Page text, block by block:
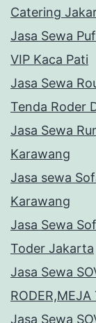
Catering
Jasa Sewa
VIP Kaca Pati
Jasa Sewa
Tenda Roder
Jasa Sewa
Karawang
Jasa sewa
Karawang
Jasa Sewa
Toder Jakarta
Jasa Sewa
Jasa Sewa